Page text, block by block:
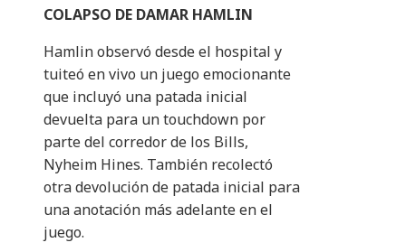
COLAPSO DE DAMAR HAMLIN
Hamlin observó desde el hospital y
tuiteó en vivo un juego emocionante
que incluyó una patada inicial
devuelta para un touchdown por
parte del corredor de los Bills,
Nyheim Hines. También recolectó
otra devolución de patada inicial para
una anotación más adelante en el
juego.